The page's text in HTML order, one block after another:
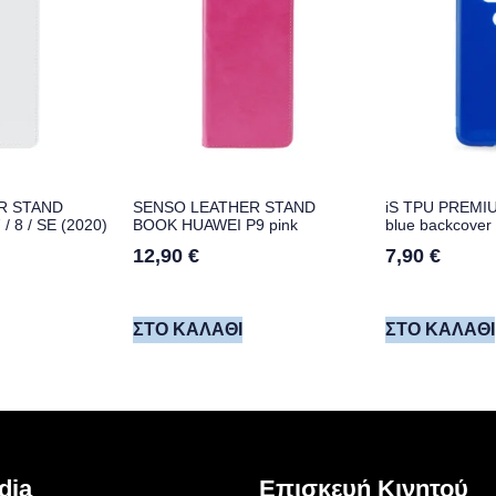
STAND
/ 8 / SE (2020)
SENSO LEATHER STAND
BOOK HUAWEI P9 pink
12,90 €
ΣΤΟ ΚΑΛΆΘΙ
iS TPU
blue backcover
7,90 €
ΣΤΟ ΚΑΛΆΘΙ
Επισκευή Κινητού